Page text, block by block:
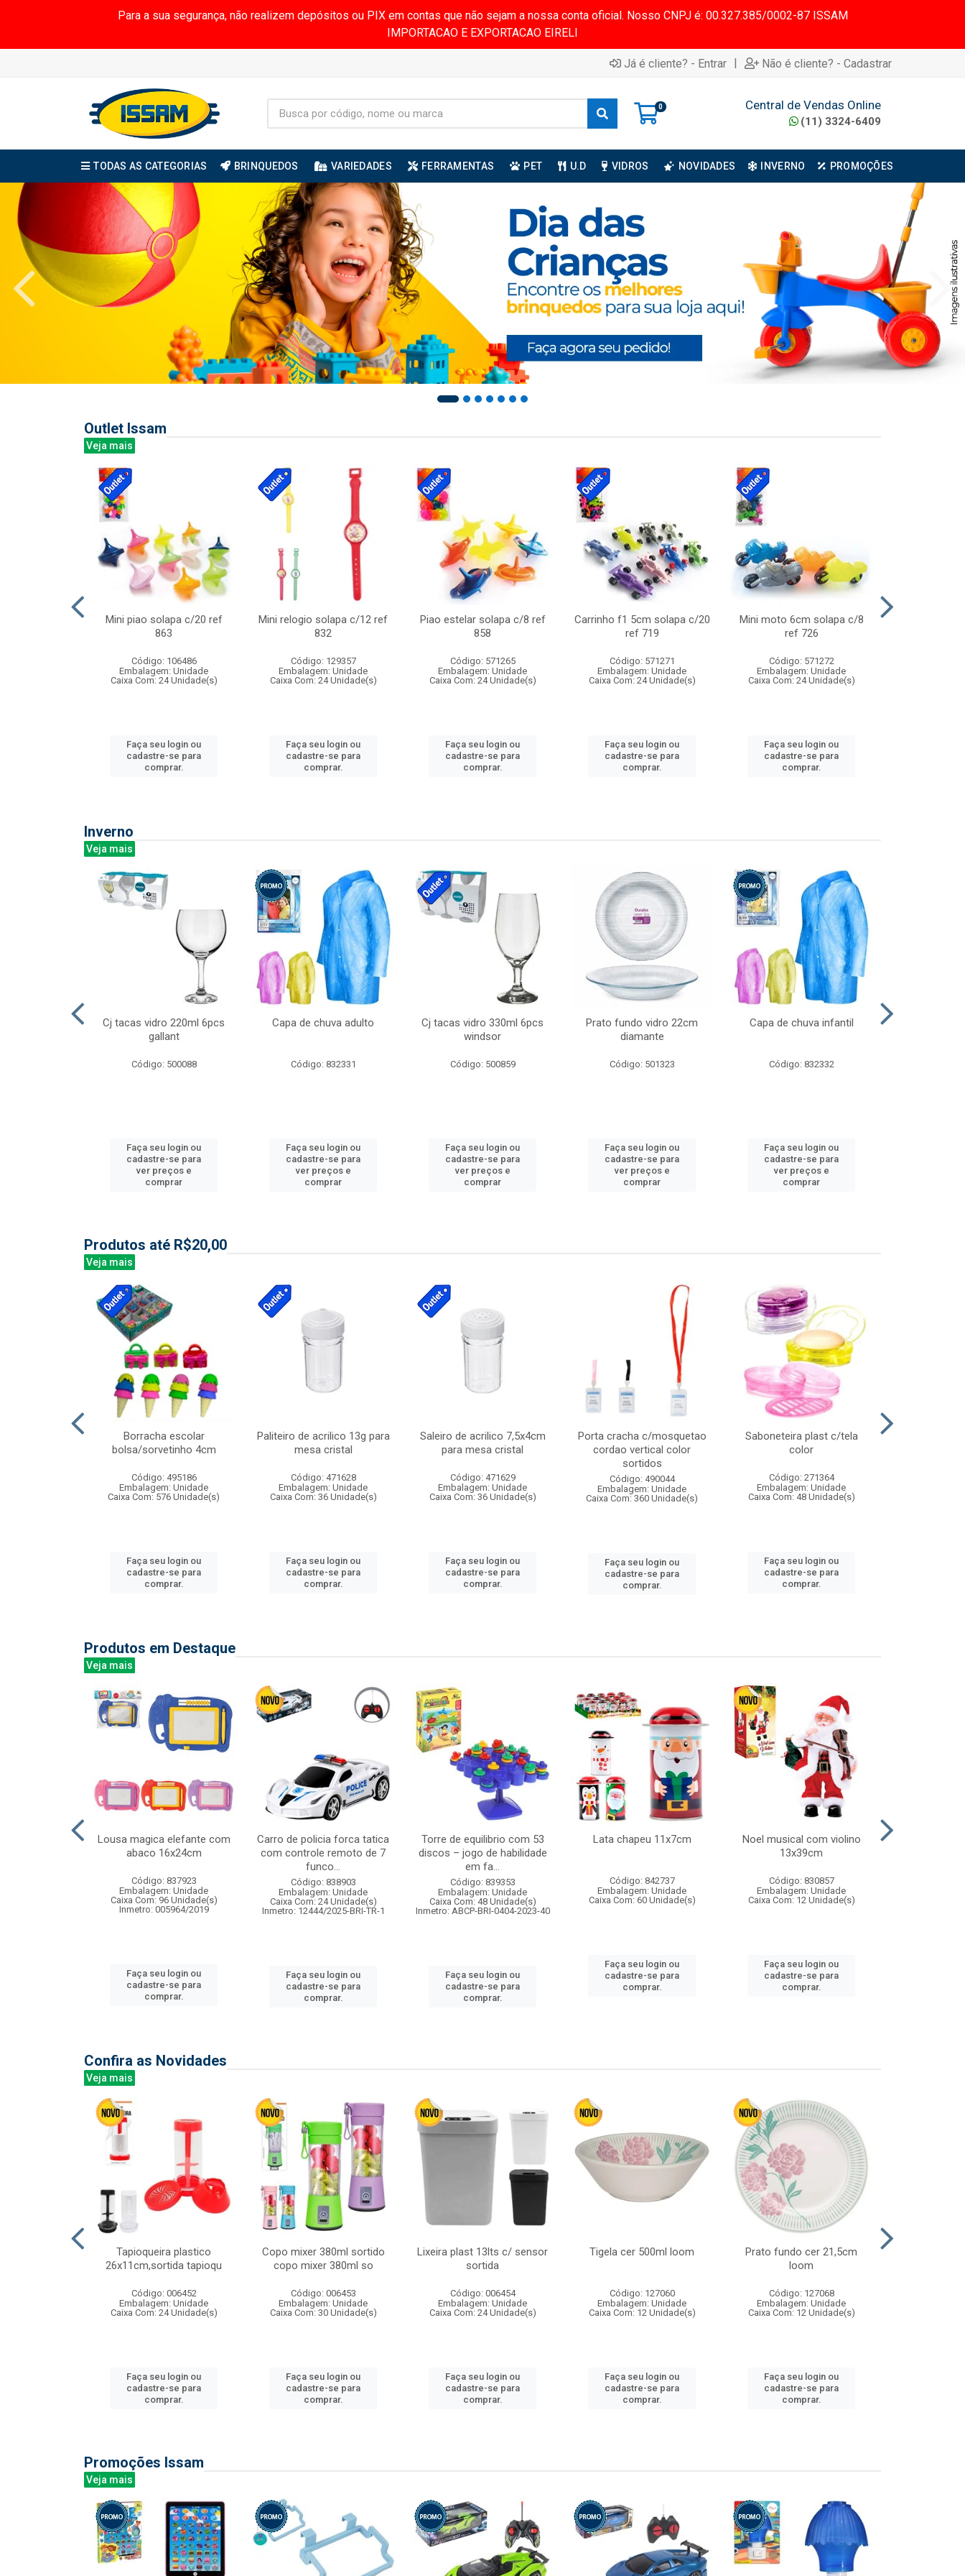
Para a sua segurança, não realizem depósitos ou PIX em contas que não sejam a nossa conta oficial. Nosso CNPJ é: 00.327.385/0002-87 ISSAM
IMPORTACAO E EXPORTACAO EIRELI
Já é cliente? - Entrar | Não é cliente? - Cadastrar
0 Central de Vendas Online
(11) 3324-6409
TODAS AS CATEGORIAS BRINQUEDOS VARIEDADES FERRAMENTAS PET U.D VIDROS NOVIDADES INVERNO PROMOÇÕES
Outlet Issam
Veja mais
Mini piao solapa c/20 ref
863
Código: 106486
Embalagem: Unidade
Caixa Com: 24 Unidade(s)
Faça seu login ou
cadastre-se para
comprar.
Mini relogio solapa c/12 ref
832
Código: 129357
Embalagem: Unidade
Caixa Com: 24 Unidade(s)
Faça seu login ou
cadastre-se para
comprar.
Piao estelar solapa c/8 ref
858
Código: 571265
Embalagem: Unidade
Caixa Com: 24 Unidade(s)
Faça seu login ou
cadastre-se para
comprar.
Carrinho f1 5cm solapa c/20
ref 719
Código: 571271
Embalagem: Unidade
Caixa Com: 24 Unidade(s)
Faça seu login ou
cadastre-se para
comprar.
Mini moto 6cm solapa c/8
ref 726
Código: 571272
Embalagem: Unidade
Caixa Com: 24 Unidade(s)
Faça seu login ou
cadastre-se para
comprar.
Inverno
Veja mais
Cj tacas vidro 220ml 6pcs
gallant
Código: 500088
Faça seu login ou
cadastre-se para
ver preços e
comprar
Capa de chuva adulto
Código: 832331
Faça seu login ou
cadastre-se para
ver preços e
comprar
Cj tacas vidro 330ml 6pcs
windsor
Código: 500859
Faça seu login ou
cadastre-se para
ver preços e
comprar
Prato fundo vidro 22cm
diamante
Código: 501323
Faça seu login ou
cadastre-se para
ver preços e
comprar
Capa de chuva infantil
Código: 832332
Faça seu login ou
cadastre-se para
ver preços e
comprar
Produtos até R$20,00
Veja mais
Borracha escolar
bolsa/sorvetinho 4cm
Código: 495186
Embalagem: Unidade
Caixa Com: 576 Unidade(s)
Faça seu login ou
cadastre-se para
comprar.
Paliteiro de acrilico 13g para
mesa cristal
Código: 471628
Embalagem: Unidade
Caixa Com: 36 Unidade(s)
Faça seu login ou
cadastre-se para
comprar.
Saleiro de acrilico 7,5x4cm
para mesa cristal
Código: 471629
Embalagem: Unidade
Caixa Com: 36 Unidade(s)
Faça seu login ou
cadastre-se para
comprar.
Porta cracha c/mosquetao
cordao vertical color
sortidos
Código: 490044
Embalagem: Unidade
Caixa Com: 360 Unidade(s)
Faça seu login ou
cadastre-se para
comprar.
Saboneteira plast c/tela
color
Código: 271364
Embalagem: Unidade
Caixa Com: 48 Unidade(s)
Faça seu login ou
cadastre-se para
comprar.
Produtos em Destaque
Veja mais
Lousa magica elefante com
abaco 16x24cm
Código: 837923
Embalagem: Unidade
Caixa Com: 96 Unidade(s)
Inmetro: 005964/2019
Faça seu login ou
cadastre-se para
comprar.
Carro de policia forca tatica
com controle remoto de 7
funco...
Código: 838903
Embalagem: Unidade
Caixa Com: 24 Unidade(s)
Inmetro: 12444/2025-BRI-TR-1
Faça seu login ou
cadastre-se para
comprar.
Torre de equilibrio com 53
discos – jogo de habilidade
em fa...
Código: 839353
Embalagem: Unidade
Caixa Com: 48 Unidade(s)
Inmetro: ABCP-BRI-0404-2023-40
Faça seu login ou
cadastre-se para
comprar.
Lata chapeu 11x7cm
Código: 842737
Embalagem: Unidade
Caixa Com: 60 Unidade(s)
Faça seu login ou
cadastre-se para
comprar.
Noel musical com violino
13x39cm
Código: 830857
Embalagem: Unidade
Caixa Com: 12 Unidade(s)
Faça seu login ou
cadastre-se para
comprar.
Confira as Novidades
Veja mais
Tapioqueira plastico
26x11cm,sortida tapioqu
Código: 006452
Embalagem: Unidade
Caixa Com: 24 Unidade(s)
Faça seu login ou
cadastre-se para
comprar.
Copo mixer 380ml sortido
copo mixer 380ml so
Código: 006453
Embalagem: Unidade
Caixa Com: 30 Unidade(s)
Faça seu login ou
cadastre-se para
comprar.
Lixeira plast 13lts c/ sensor
sortida
Código: 006454
Embalagem: Unidade
Caixa Com: 24 Unidade(s)
Faça seu login ou
cadastre-se para
comprar.
Tigela cer 500ml loom
Código: 127060
Embalagem: Unidade
Caixa Com: 12 Unidade(s)
Faça seu login ou
cadastre-se para
comprar.
Prato fundo cer 21,5cm
loom
Código: 127068
Embalagem: Unidade
Caixa Com: 12 Unidade(s)
Faça seu login ou
cadastre-se para
comprar.
Promoções Issam
Veja mais